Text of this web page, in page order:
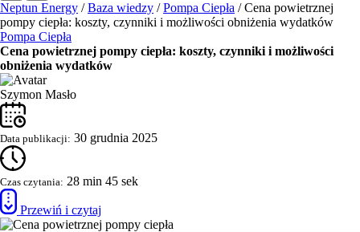
Neptun Energy /Baza wiedzy /Pompa Ciepła /Cena powietrznej
pompy ciepła: koszty, czynniki i możliwości obniżenia wydatków
Pompa Ciepła
Cena powietrznej pompy ciepła: koszty, czynniki i możliwości
obniżenia wydatków
Szymon Masło
Data publikacji: 30 grudnia 2025
Czas czytania: 28 min 45 sek
Przewiń i czytaj